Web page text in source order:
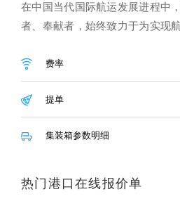
在中国当代国际航运发展进程中
者、奉献者，始终致力于为实现
费率
提单
集装箱参数明细
热门港口在线报价单